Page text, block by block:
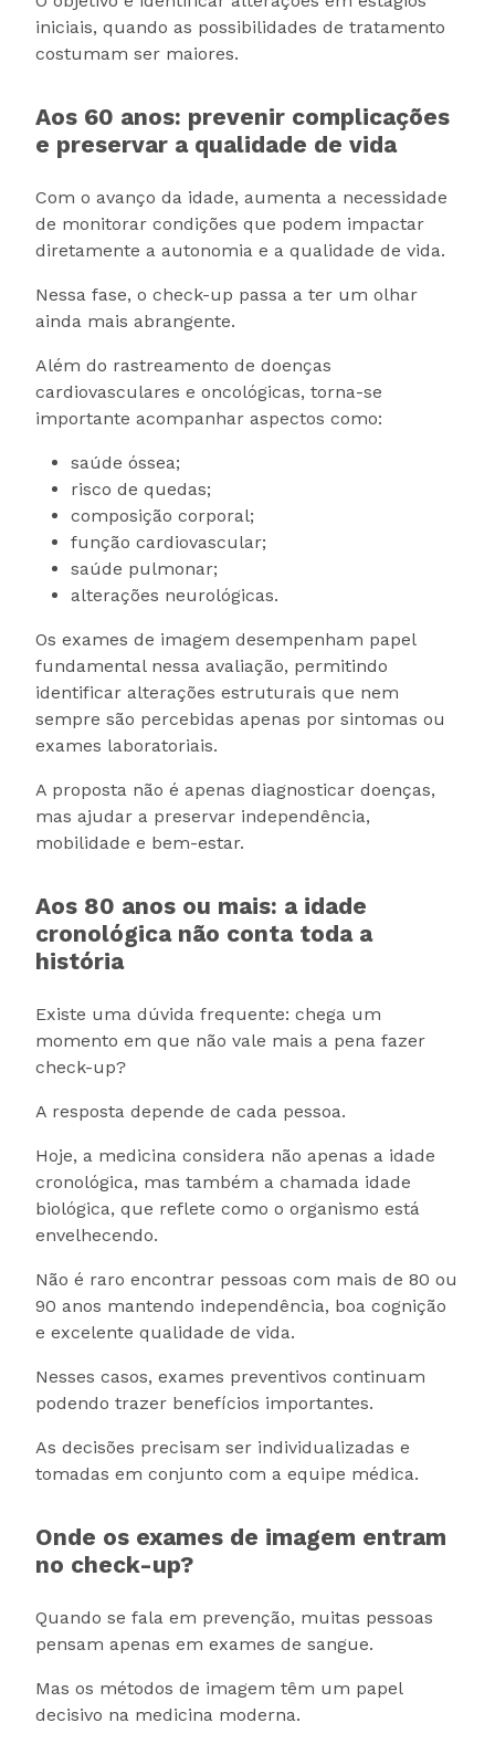
iniciais, quando as possibilidades de tratamento
costumam ser maiores.
Aos 60 anos: prevenir complicações
e preservar a qualidade de vida
Com o avanço da idade, aumenta a necessidade
de monitorar condições que podem impactar
diretamente a autonomia e a qualidade de vida.
Nessa fase, o check-up passa a ter um olhar
ainda mais abrangente.
Além do rastreamento de doenças
cardiovasculares e oncológicas, torna-se
importante acompanhar aspectos como:
saúde óssea;
risco de quedas;
composição corporal;
função cardiovascular;
saúde pulmonar;
alterações neurológicas.
Os exames de imagem desempenham papel
fundamental nessa avaliação, permitindo
identificar alterações estruturais que nem
sempre são percebidas apenas por sintomas ou
exames laboratoriais.
A proposta não é apenas diagnosticar doenças,
mas ajudar a preservar independência,
mobilidade e bem-estar.
Aos 80 anos ou mais: a idade
cronológica não conta toda a
história
Existe uma dúvida frequente: chega um
momento em que não vale mais a pena fazer
check-up?
A resposta depende de cada pessoa.
Hoje, a medicina considera não apenas a idade
cronológica, mas também a chamada idade
biológica, que reflete como o organismo está
envelhecendo.
Não é raro encontrar pessoas com mais de 80 ou
90 anos mantendo independência, boa cognição
e excelente qualidade de vida.
Nesses casos, exames preventivos continuam
podendo trazer benefícios importantes.
As decisões precisam ser individualizadas e
tomadas em conjunto com a equipe médica.
Onde os exames de imagem entram
no check-up?
Quando se fala em prevenção, muitas pessoas
pensam apenas em exames de sangue.
Mas os métodos de imagem têm um papel
decisivo na medicina moderna.